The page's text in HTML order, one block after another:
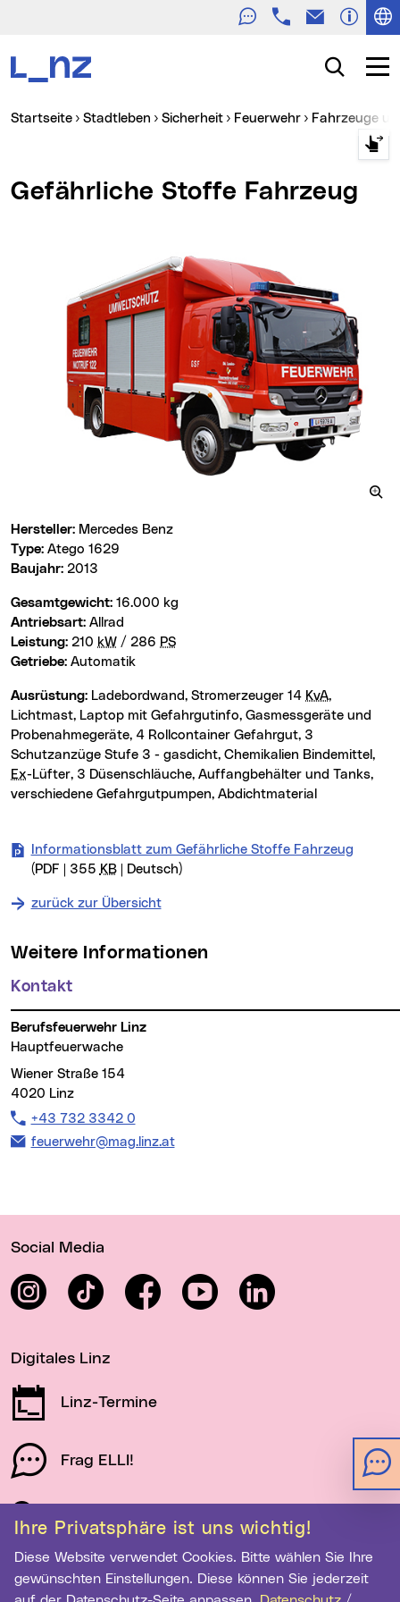
Ihre Privatsphäre ist uns wichtig!
Diese Website verwendet Cookies. Bitte wählen Sie Ihre
gewünschten Einstellungen. Diese können Sie jederzeit
TelefonE-Mail
Suche
Sie sind hier:
Startseite Stadtleben Sicherheit Feuerwehr Fahrzeuge
Gefährliche Stoffe Fahrzeug
Hersteller: Mercedes Benz
Type: Atego 1629
Baujahr: 2013
Gesamtgewicht: 16.000 kg
Antriebsart: Allrad
Leistung: 210 kW / 286 PS
Getriebe: Automatik
Ausrüstung: Ladebordwand, Stromerzeuger 14 KvA,
Lichtmast, Laptop mit Gefahrgutinfo, Gasmessgeräte und
Probenahmegeräte, 4 Rollcontainer Gefahrgut, 3
Schutzanzüge Stufe 3 - gasdicht, Chemikalien Bindemittel,
Ex-Lüfter, 3 Düsenschläuche, Auffangbehälter und Tanks,
verschiedene Gefahrgutpumpen, Abdichtmaterial
Informationsblatt zum Gefährliche Stoffe Fahrzeug
(PDF | 355 KB| Deutsch)
zurück zur Übersicht
Weitere Informationen
Kontakt
Berufsfeuerwehr Linz
Hauptfeuerwache
Wiener Straße 154
4020 Linz
Telefon:
+43 732 3342 0
E-Mail Adresse:
feuerwehr@mag.linz.at
Social Media
InstagramTikTok FacebookYouTube LinkedIn
Digitales Linz
Linz-Termine
Frag ELLI!
Schau auf Linz
Newsletter-Anmeldung